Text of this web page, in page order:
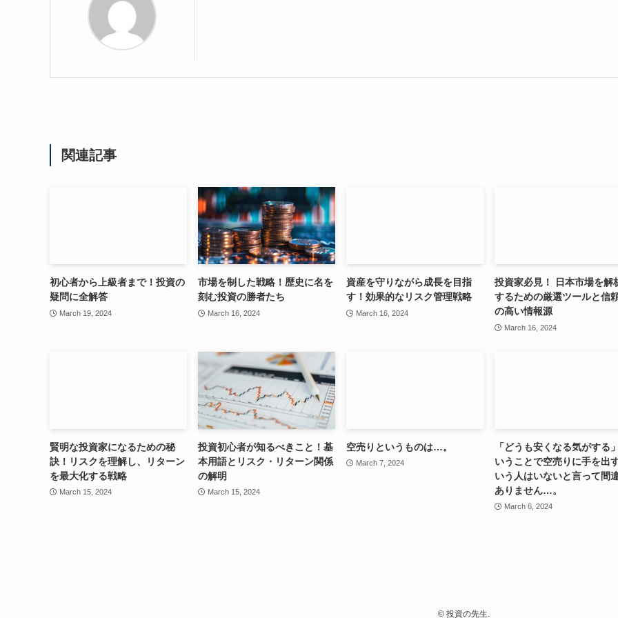
関連記事
初心者から上級者まで！投資の
疑問に全解答
March 19, 2024
市場を制した戦略！歴史に名を
刻む投資の勝者たち
March 16, 2024
資産を守りながら成長を目指
す！効果的なリスク管理戦略
March 16, 2024
投資家必見！ 日本市場を解
するための厳選ツールと信
の高い情報源
March 16, 2024
賢明な投資家になるための秘
訣！リスクを理解し、リターン
を最大化する戦略
March 15, 2024
投資初心者が知るべきこと！基
本用語とリスク・リターン関係
の解明
March 15, 2024
空売りというものは…。
March 7, 2024
「どうも安くなる気がする
いうことで空売りに手を出
いう人はいないと言って間
ありません…。
March 6, 2024
©投資の先生.